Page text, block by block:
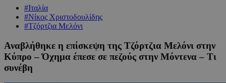
#Ιταλία
#Νίκος Χριστοδουλίδης
#Τζόρτζια Μελόνι
Αναβλήθηκε η επίσκεψη της Τζόρτζια Μελόνι στην
Κύπρο – Όχημα έπεσε σε πεζούς στην Μόντενα – Τι
συνέβη